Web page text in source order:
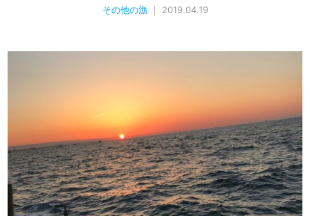
その他の漁 ｜ 2019.04.19